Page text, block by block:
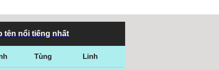
tên nổi tiếng nhất
Tùng Linh